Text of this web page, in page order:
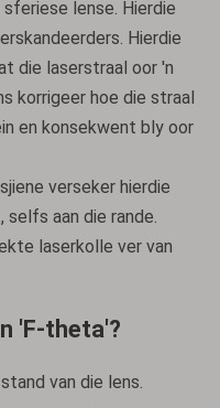
lense. Hierdie
Hierdie
die laserstraal oor 'n
korrigeer hoe die straal
en konsekwent bly oor
verseker hierdie
aan die rande.
laserkolle ver van
'F-theta'?
van die lens.